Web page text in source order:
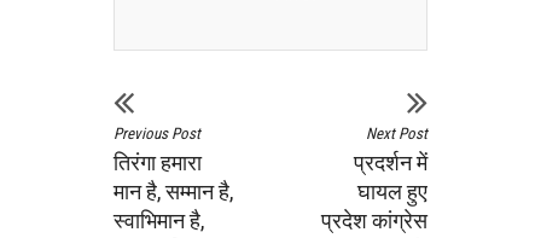
Previous Post
तिरंगा हमारा
मान है, सम्मान है,
स्वाभिमान है,
Next Post
प्रदर्शन में
घायल हुए
प्रदेश कांग्रेस